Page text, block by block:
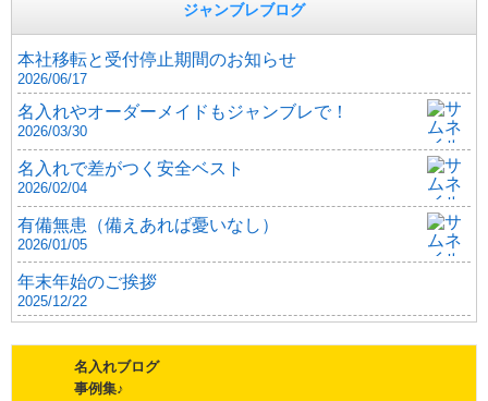
ジャンブレブログ
本社移転と受付停止期間のお知らせ
2026/06/17
名入れやオーダーメイドもジャンブレで！
2026/03/30
名入れで差がつく安全ベスト
2026/02/04
有備無患（備えあれば憂いなし）
2026/01/05
年末年始のご挨拶
2025/12/22
名入れブログ
事例集♪